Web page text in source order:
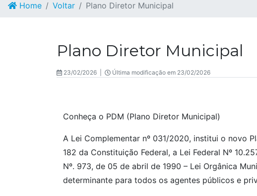
Home Voltar Plano Diretor Municipal
Plano Diretor Municipal
23/02/2026 | Última modificação em 23/02/2026
Conheça o PDM (Plano Diretor Municipal)
A Lei Complementar nº 031/2020, institui o novo
182 da Constituição Federal, a Lei Federal Nº
Nº. 973, de 05 de abril de 1990 – Lei Orgânica
determinante para todos os agentes públicos e